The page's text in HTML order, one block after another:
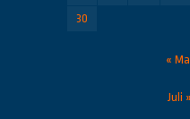
30
«
Juli »